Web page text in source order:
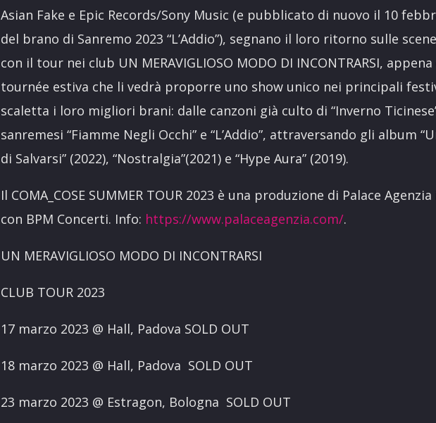
Asian Fake e Epic Records/Sony Music (e pubblicato di nuovo il 10
del brano di Sanremo 2023 “L’Addio”), segnano il loro ritorno sulle
con il tour nei club UN MERAVIGLIOSO MODO DI INCONTRARSI,
tournée estiva che li vedrà proporre uno show unico nei principali
scaletta i loro migliori brani: dalle canzoni già culto di “Inverno
sanremesi “Fiamme Negli Occhi” e “L’Addio”, attraversando gli album
di Salvarsi” (2022), “Nostralgia”(2021) e “Hype Aura” (2019).
Il COMA_COSE SUMMER TOUR 2023 è una produzione di Palace
con BPM Concerti. Info: https://www.palaceagenzia.com/.
UN MERAVIGLIOSO MODO DI INCONTRARSI
CLUB TOUR 2023
17 marzo 2023 @ Hall, Padova SOLD OUT
18 marzo 2023 @ Hall, Padova SOLD OUT
23 marzo 2023 @ Estragon, Bologna SOLD OUT